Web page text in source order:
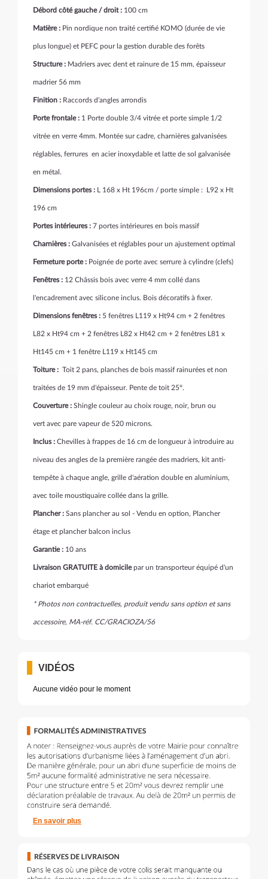
Débord côté gauche / droit : 100 cm
Matière : Pin nordique non traité certifié KOMO (durée de vie
plus longue) et PEFC pour la gestion durable des forêts
Structure : Madriers avec dent et rainure de 15 mm, épaisseur
madrier 56 mm
Finition : Raccords d'angles arrondis
Porte frontale : 1 Porte double 3/4 vitrée et porte simple 1/2
vitrée en verre 4mm. Montée sur cadre, charnières galvanisées
réglables, ferrures en acier inoxydable et latte de sol galvanisée
en métal.
Dimensions portes : L 168 x Ht 196cm / porte simple : L92 x Ht
196 cm
Portes intérieures : 7 portes intérieures en bois massif
Charnières : Galvanisées et réglables pour un ajustement optimal
Fermeture porte : Poignée de porte avec serrure à cylindre (clefs)
Fenêtres : 12 Châssis bois avec verre 4 mm collé dans
l'encadrement avec silicone inclus. Bois décoratifs à fixer.
Dimensions fenêtres : 5 fenêtres L119 x Ht94 cm + 2 fenêtres
L82 x Ht94 cm + 2 fenêtres L82 x Ht42 cm + 2 fenêtres L81 x
Ht145 cm + 1 fenêtre L119 x Ht145 cm
Toiture : Toit 2 pans, planches de bois massif rainurées et non
traitées de 19 mm d'épaisseur. Pente de toit 25°.
Couverture : Shingle couleur au choix rouge, noir, brun ou
vert avec pare vapeur de 520 microns.
Inclus : Chevilles à frappes de 16 cm de longueur à introduire au
niveau des angles de la première rangée des madriers, kit anti-
tempête à chaque angle, grille d'aération double en aluminium,
avec toile moustiquaire collée dans la grille.
Plancher : Sans plancher au sol - Vendu en option, Plancher
étage et plancher balcon inclus
Garantie : 10 ans
Livraison GRATUITE à domicilepar un transporteur équipé d'un
chariot embarqué
* Photos non contractuelles, produit vendu sans option et sans
accessoire, MA-réf. CC/GRACIOZA/56
VIDÉOS
Aucune vidéo pour le moment
En savoir plus